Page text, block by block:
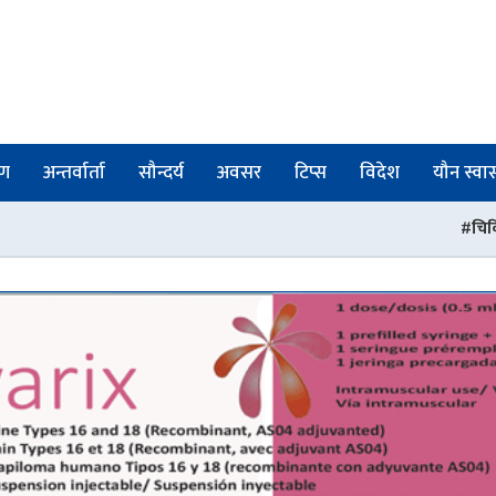
अन्तर्वार्ता सौन्दर्य अवसर टिप्स विदेश यौन
चिकित्सा शिक्षा स्नातक